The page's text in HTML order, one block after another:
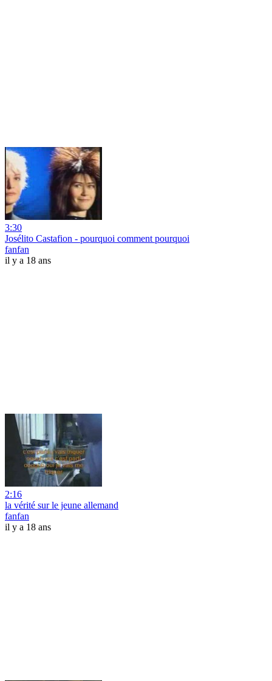
3:30
Josélito Castafion - pourquoi comment pourquoi
fanfan
il y a 18 ans
2:16
la vérité sur le jeune allemand
fanfan
il y a 18 ans